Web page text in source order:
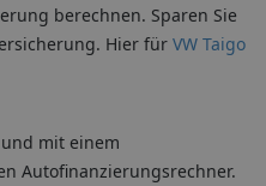
berechnen. Sparen Sie
Hier für VW Taigo
und mit einem
Autofinanzierungsrechner.